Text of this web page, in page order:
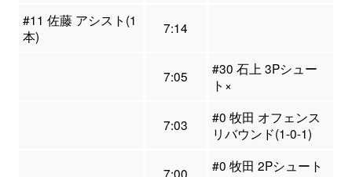
#11 佐藤 アシスト(1
本)
7:14
7:05
#30 石上 3Pシュー
ト×
7:03
#0 牧田 オフェンス
リバウンド(1-0-1)
7:00
#0 牧田 2Pシュート